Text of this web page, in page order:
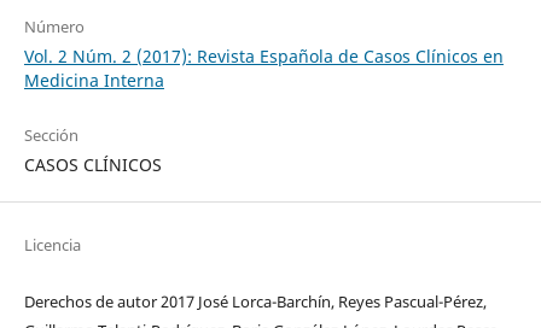
Número
Vol. 2 Núm. 2 (2017): Revista Española de Casos Clínicos en
Medicina Interna
Sección
CASOS CLÍNICOS
Licencia
Derechos de autor 2017 José Lorca-Barchín, Reyes Pascual-Pérez,